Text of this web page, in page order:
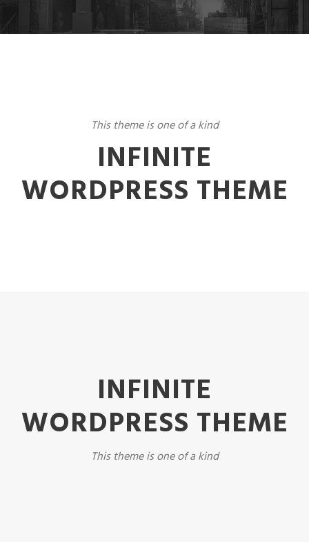
This theme is one of a kind
INFINITE
WORDPRESS THEME
INFINITE
WORDPRESS THEME
This theme is one of a kind